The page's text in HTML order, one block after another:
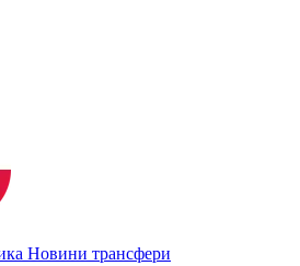
Новини трансфери